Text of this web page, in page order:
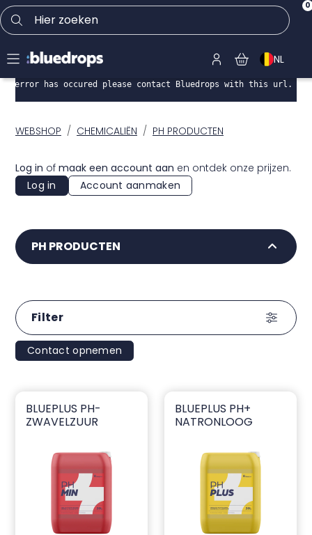
Hier zoeken 0
NL
An error has occured please contact Bluedrops with this url.
WEBSHOP CHEMICALIËN PH PRODUCTEN
Log in of maak een account aan en ontdek onze prijzen.
Log in
Account aanmaken
PH PRODUCTEN
Filter
Contact opnemen
blueplus ph- zwavelzuur
BLUEPLUS PH-
ZWAVELZUUR
blueplus ph+ natronloog
BLUEPLUS PH+
NATRONLOOG